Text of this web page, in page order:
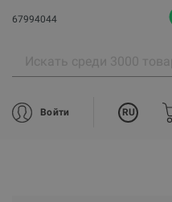
67994044
Войти RU